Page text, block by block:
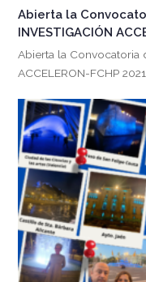
Abierta la
INVESTIGACIÓN
Abierta la Convocatoria
ACCELERON-FCHP